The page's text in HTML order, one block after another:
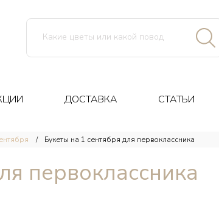
ДОСТАВКА СТАТЬИ
Букеты на 1 сентября для первоклассника
первоклассника